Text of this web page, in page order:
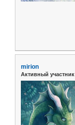
mirion
Активный участник